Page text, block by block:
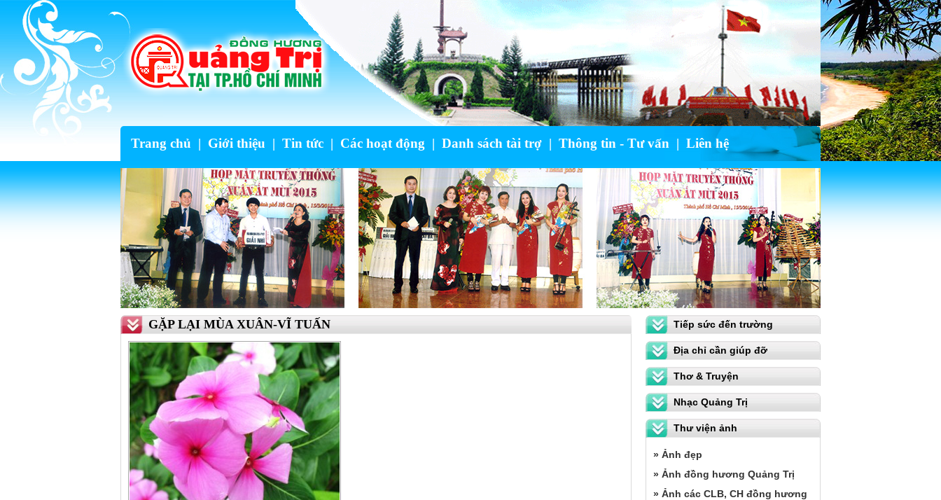
Trang chủ | Giới thiệu | Tin tức | Các hoạt động | Danh sách tài trợ | Thông tin - Tư vấn | Liên hệ
GẶP LẠI MÙA XUÂN-VĨ TUẤN Tiếp sức đến trường
Địa chỉ cần giúp đỡ
Thơ & Truyện
Nhạc Quảng Trị
Thư viện ảnh
» Ảnh đẹp
» Ảnh đồng hương Quảng Trị
» Ảnh các CLB, CH đồng hương